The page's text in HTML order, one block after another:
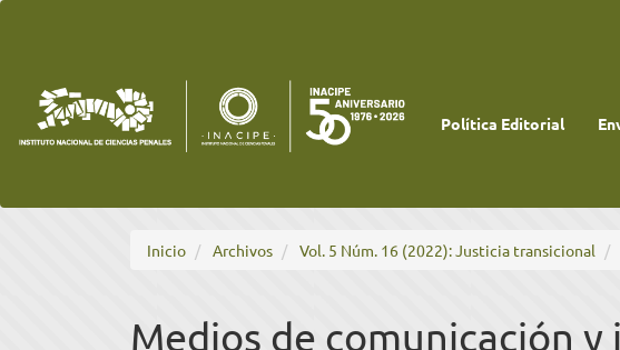
Barra
lateral
Política Editorial
Inicio Archivos Vol. 5 Núm. 16 (2022): Justicia transicional
Medios de comunicación y